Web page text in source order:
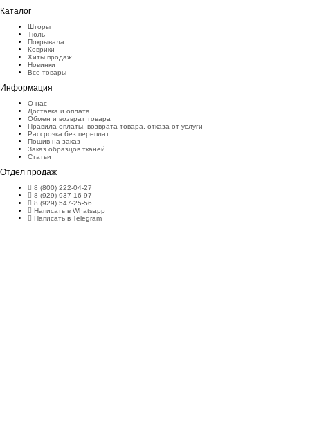
Каталог
Шторы
Тюль
Покрывала
Коврики
Хиты продаж
Новинки
Все товары
Информация
О нас
Доставка и оплата
Обмен и возврат товара
Правила оплаты, возврата товара, отказа от услуги
Рассрочка без переплат
Пошив на заказ
Заказ образцов тканей
Статьи
Отдел продаж
8 (800) 222-04-27
8 (929) 937-16-97
8 (929) 547-25-56
Написать в Whatsapp
Написать в Telegram